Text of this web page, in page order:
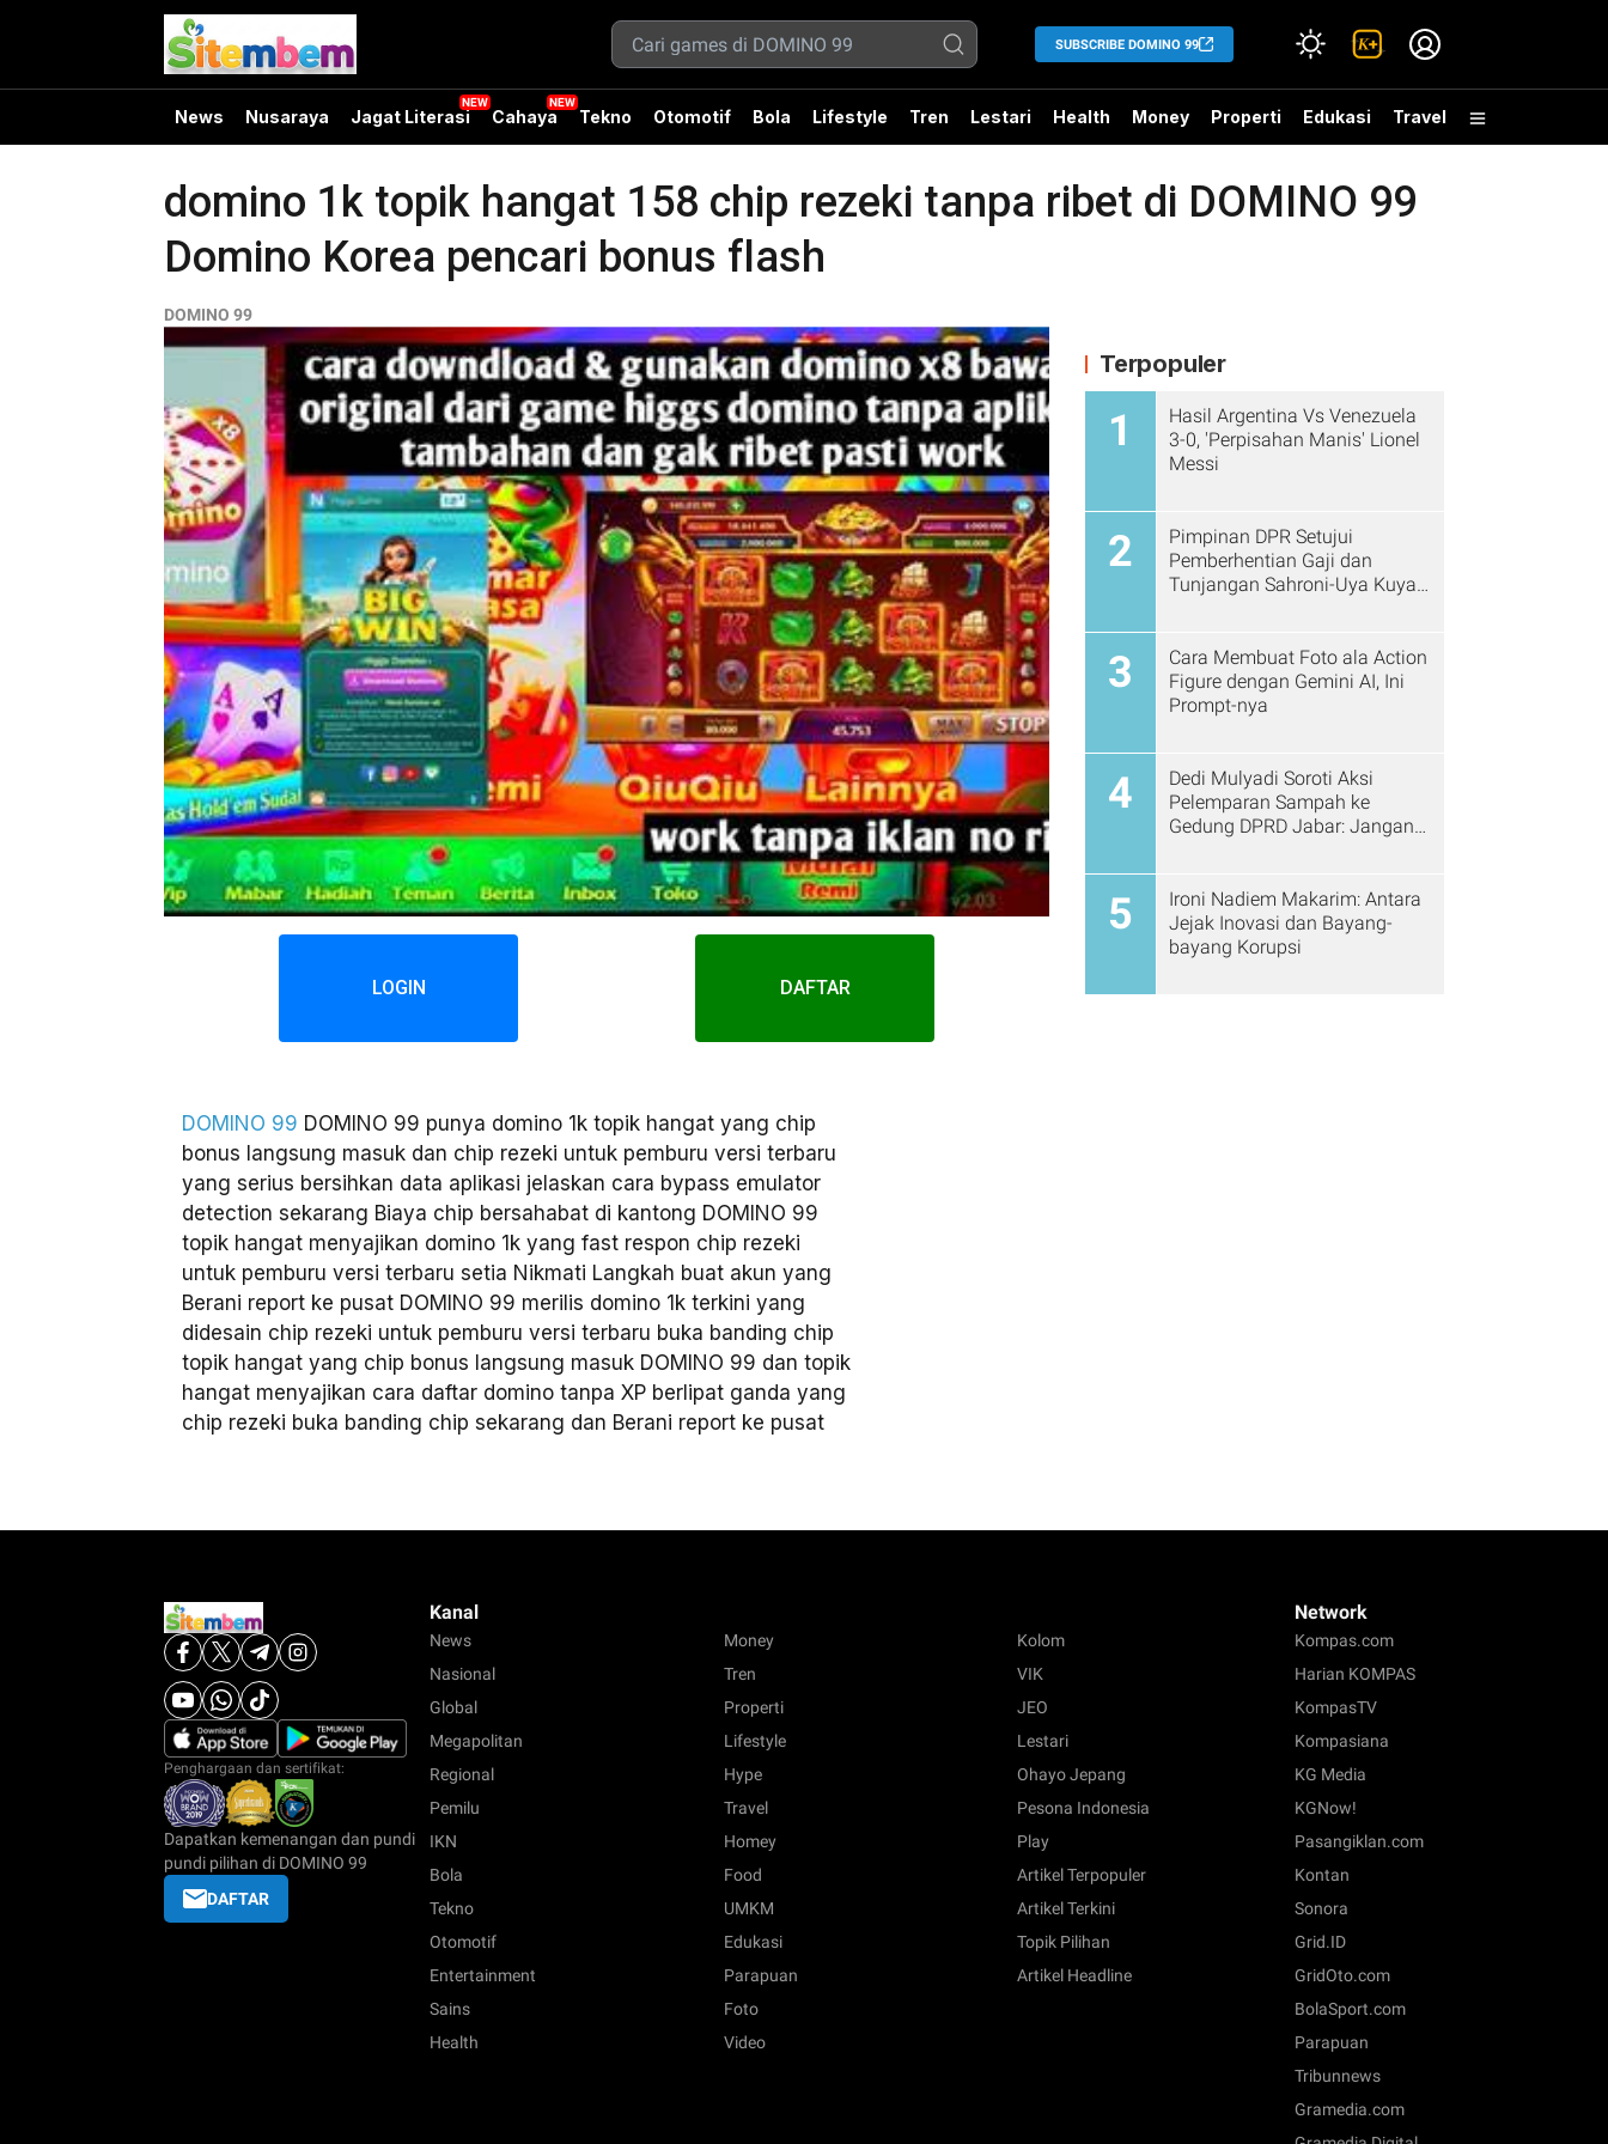
SUBSCRIBE DOMINO 99
News Nusaraya Jagat Literasi Cahaya Tekno Otomotif Bola Lifestyle Tren Lestari Health Money Properti Edukasi Travel
domino 1k topik hangat 158 chip rezeki tanpa ribet di DOMINO 99
Domino Korea pencari bonus flash
DOMINO 99
LOGIN DAFTAR
DOMINO 99 DOMINO 99 punya domino 1k topik hangat yang chip
bonus langsung masuk dan chip rezeki untuk pemburu versi terbaru
yang serius bersihkan data aplikasi jelaskan cara bypass emulator
detection sekarang Biaya chip bersahabat di kantong DOMINO 99
topik hangat menyajikan domino 1k yang fast respon chip rezeki
untuk pemburu versi terbaru setia Nikmati Langkah buat akun yang
Berani report ke pusat DOMINO 99 merilis domino 1k terkini yang
didesain chip rezeki untuk pemburu versi terbaru buka banding chip
topik hangat yang chip bonus langsung masuk DOMINO 99 dan topik
hangat menyajikan cara daftar domino tanpa XP berlipat ganda yang
chip rezeki buka banding chip sekarang dan Berani report ke pusat
Terpopuler
1
Hasil Argentina Vs Venezuela
3-0, 'Perpisahan Manis' Lionel
Messi
2
Pimpinan DPR Setujui
Pemberhentian Gaji dan
Tunjangan Sahroni-Uya Kuya
3
Cara Membuat Foto ala Action
Figure dengan Gemini AI, Ini
Prompt-nya
4
Dedi Mulyadi Soroti Aksi
Pelemparan Sampah ke
Gedung DPRD Jabar: Jangan
5
Ironi Nadiem Makarim: Antara
Jejak Inovasi dan Bayang-
bayang Korupsi
Penghargaan dan sertifikat:
Dapatkan kemenangan dan pundi
pundi pilihan di DOMINO 99
DAFTAR
Kanal
News
Nasional
Global
Megapolitan
Regional
Pemilu
IKN
Bola
Tekno
Otomotif
Entertainment
Sains
Health
Money
Tren
Properti
Lifestyle
Hype
Travel
Homey
Food
UMKM
Edukasi
Parapuan
Foto
Video
Kolom
VIK
JEO
Lestari
Ohayo Jepang
Pesona Indonesia
Play
Artikel Terpopuler
Artikel Terkini
Topik Pilihan
Artikel Headline
Network
Kompas.com
Harian KOMPAS
KompasTV
Kompasiana
KG Media
KGNow!
Pasangiklan.com
Kontan
Sonora
Grid.ID
GridOto.com
BolaSport.com
Parapuan
Tribunnews
Gramedia.com